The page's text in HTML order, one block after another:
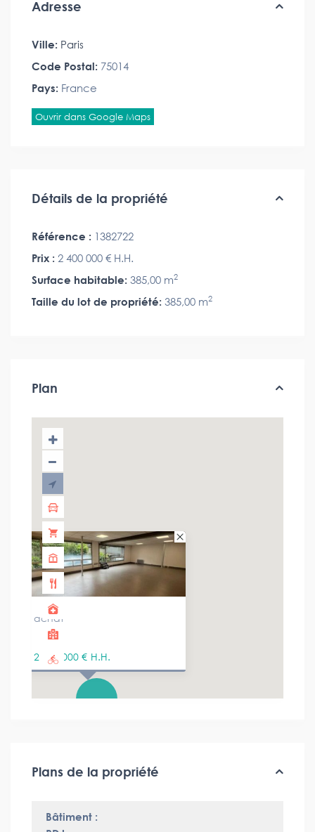
Adresse
Ville: Paris
Code Postal: 75014
Pays: France
Ouvrir dans Google Maps
Détails de la propriété
Référence : 1382722
Prix : 2 400 000 € H.H.
Surface habitable: 385,00 m2
Taille du lot de propriété: 385,00 m2
Plan
achat
2 400 000 € H.H.
Plans de la propriété
Bâtiment :